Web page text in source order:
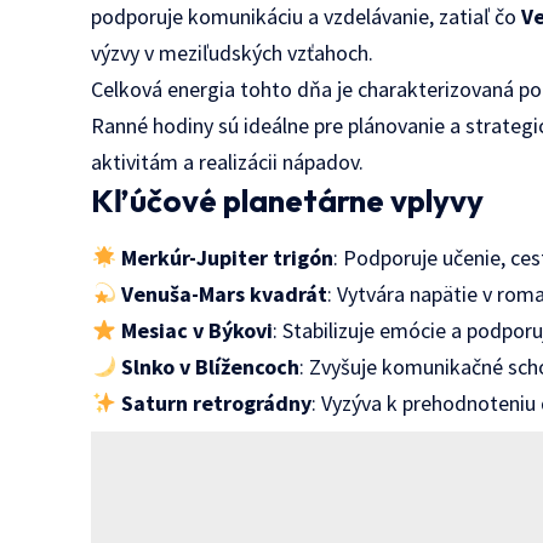
podporuje komunikáciu a vzdelávanie, zatiaľ čo
výzvy v meziľudských vzťahoch.
Celková energia tohto dňa je charakterizovaná
Ranné hodiny sú ideálne pre plánovanie a
aktivitám a realizácii nápadov.
Kľúčové planetárne vplyvy
Merkúr-Jupiter trigón: Podporuje učenie,
Venuša-Mars kvadrát: Vytvára napätie v
Mesiac v Býkovi: Stabilizuje emócie a
Slnko v Blížencoch: Zvyšuje komunikačné
Saturn retrográdny: Vyzýva k